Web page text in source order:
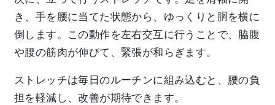
き、手を腰に当てた状態から、ゆっくりと胴を横に
倒します。この動作を左右交互に行うことで、脇腹
や腰の筋肉が伸びて、緊張が和らぎます。
ストレッチは毎日のルーチンに組み込むと、腰の負
担を軽減し、改善が期待できます。